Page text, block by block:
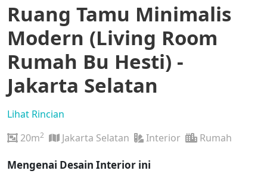
Ruang Tamu Minimalis
Modern (Living Room
Rumah Bu Hesti) -
Jakarta Selatan
Lihat Rincian
20m2 Jakarta Selatan Interior Rumah
Mengenai Desain Interior ini